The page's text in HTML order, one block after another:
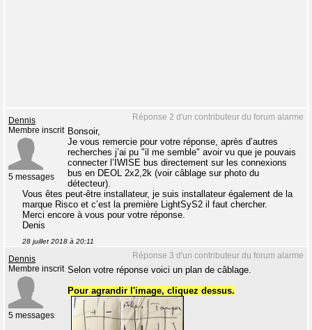
Réponse 2 d'un contributeur du forum alarme
Dennis
Membre inscrit
5 messages
Bonsoir,
Je vous remercie pour votre réponse, après d’autres
recherches j’ai pu "il me semble" avoir vu que je pouvais
connecter l’IWISE bus directement sur les connexions
bus en DEOL 2x2,2k (voir câblage sur photo du
détecteur).
Vous êtes peut-être installateur, je suis installateur également de la
marque Risco et c’est la première LightSyS2 il faut chercher.
Merci encore à vous pour votre réponse.
Denis
28 juillet 2018 à 20:11
Réponse 3 d'un contributeur du forum alarme
Dennis
Membre inscrit
5 messages
Selon votre réponse voici un plan de câblage.
Pour agrandir l'image, cliquez dessus.